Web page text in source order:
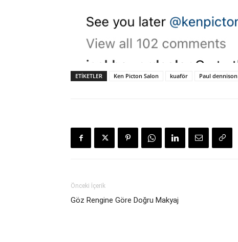
ETIKETLER Ken Picton Salon kuaför Paul dennison
Önceki İçerik
Göz Rengine Göre Doğru Makyaj